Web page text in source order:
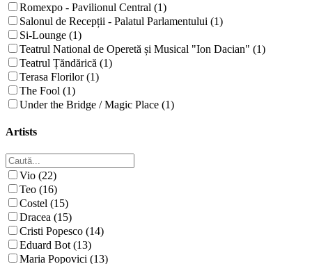
Romexpo - Pavilionul Central (1)
Salonul de Recepții - Palatul Parlamentului (1)
Si-Lounge (1)
Teatrul National de Operetă și Musical "Ion Dacian" (1)
Teatrul Țăndărică (1)
Terasa Florilor (1)
The Fool (1)
Under the Bridge / Magic Place (1)
Artists
Vio (22)
Teo (16)
Costel (15)
Dracea (15)
Cristi Popesco (14)
Eduard Bot (13)
Maria Popovici (13)